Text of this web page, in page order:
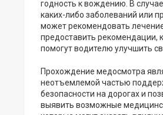
годность к вождению. В
каких-либо заболеваний или
может рекомендовать
предоставить рекомендации,
помогут водителю улучшить
Прохождение медосмотра
неотъемлемой частью
безопасности на дорогах и
выявить возможные